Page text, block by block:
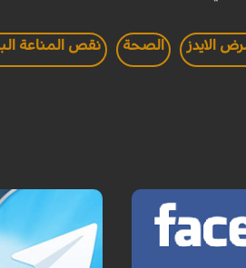
الايدز الصحة نقص المناعة